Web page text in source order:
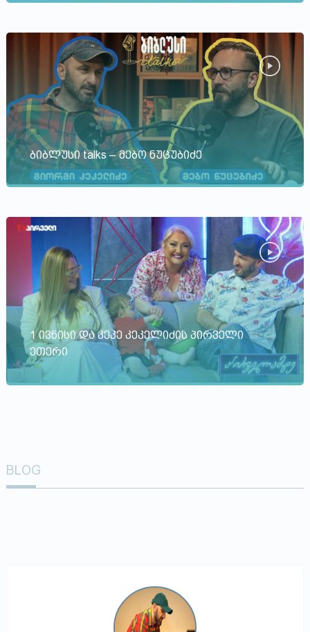
ბიბლუსი talks – მებო ნუცუბიძე
1 ივნისი და კეკე კეკელიძის პირველი
ეთერი
BLOG